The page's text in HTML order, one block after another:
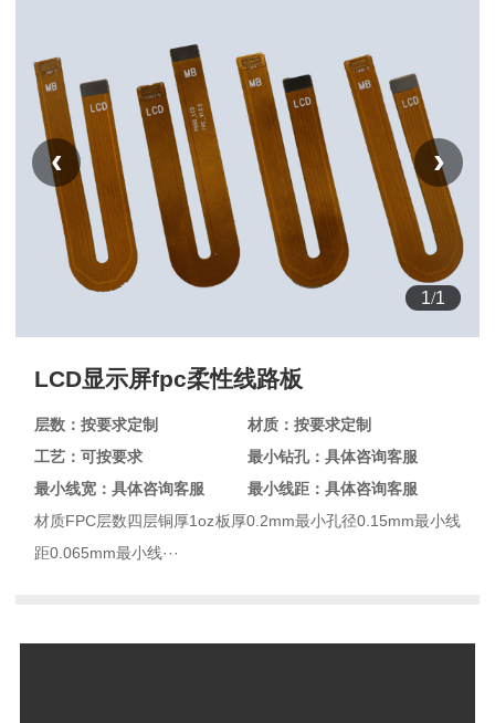
1/1
‹ ›
LCD显示屏fpc柔性线路板
层数：按要求定制
材质：按要求定制
工艺：可按要求
最小钻孔：具体咨询客服
最小线宽：具体咨询客服
最小线距：具体咨询客服
材质FPC层数四层铜厚1oz板厚0.2mm最小孔径0.15mm最小线
距0.065mm最小线···